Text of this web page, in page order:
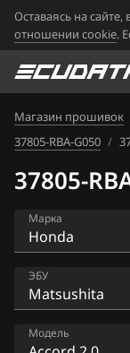
Оставаясь на сайте,
отношении cookie.
Магазин прошивок
37805-RBA-G050 /
37805-
Марка
Acura
Alfa Romeo
ATLAS
ЭБУ
Bosch
Модель